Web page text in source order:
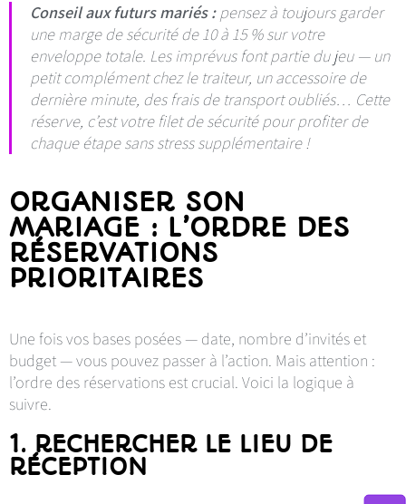
Conseil aux futurs mariés :pensez à toujours garder
une marge de sécurité de 10 à 15 % sur votre
enveloppe totale. Les imprévus font partie du jeu — un
petit complément chez le traiteur, un accessoire de
dernière minute, des frais de transport oubliés… Cette
réserve, c’est votre filet de sécurité pour profiter de
chaque étape sans stress supplémentaire !
ORGANISER SON
MARIAGE : L’ORDRE DES
RÉSERVATIONS
PRIORITAIRES
Une fois vos bases posées — date, nombre d’invités et
budget — vous pouvez passer à l’action. Mais attention :
l’ordre des réservations est crucial. Voici la logique à
suivre.
1. RECHERCHER LE LIEU DE
RÉCEPTION